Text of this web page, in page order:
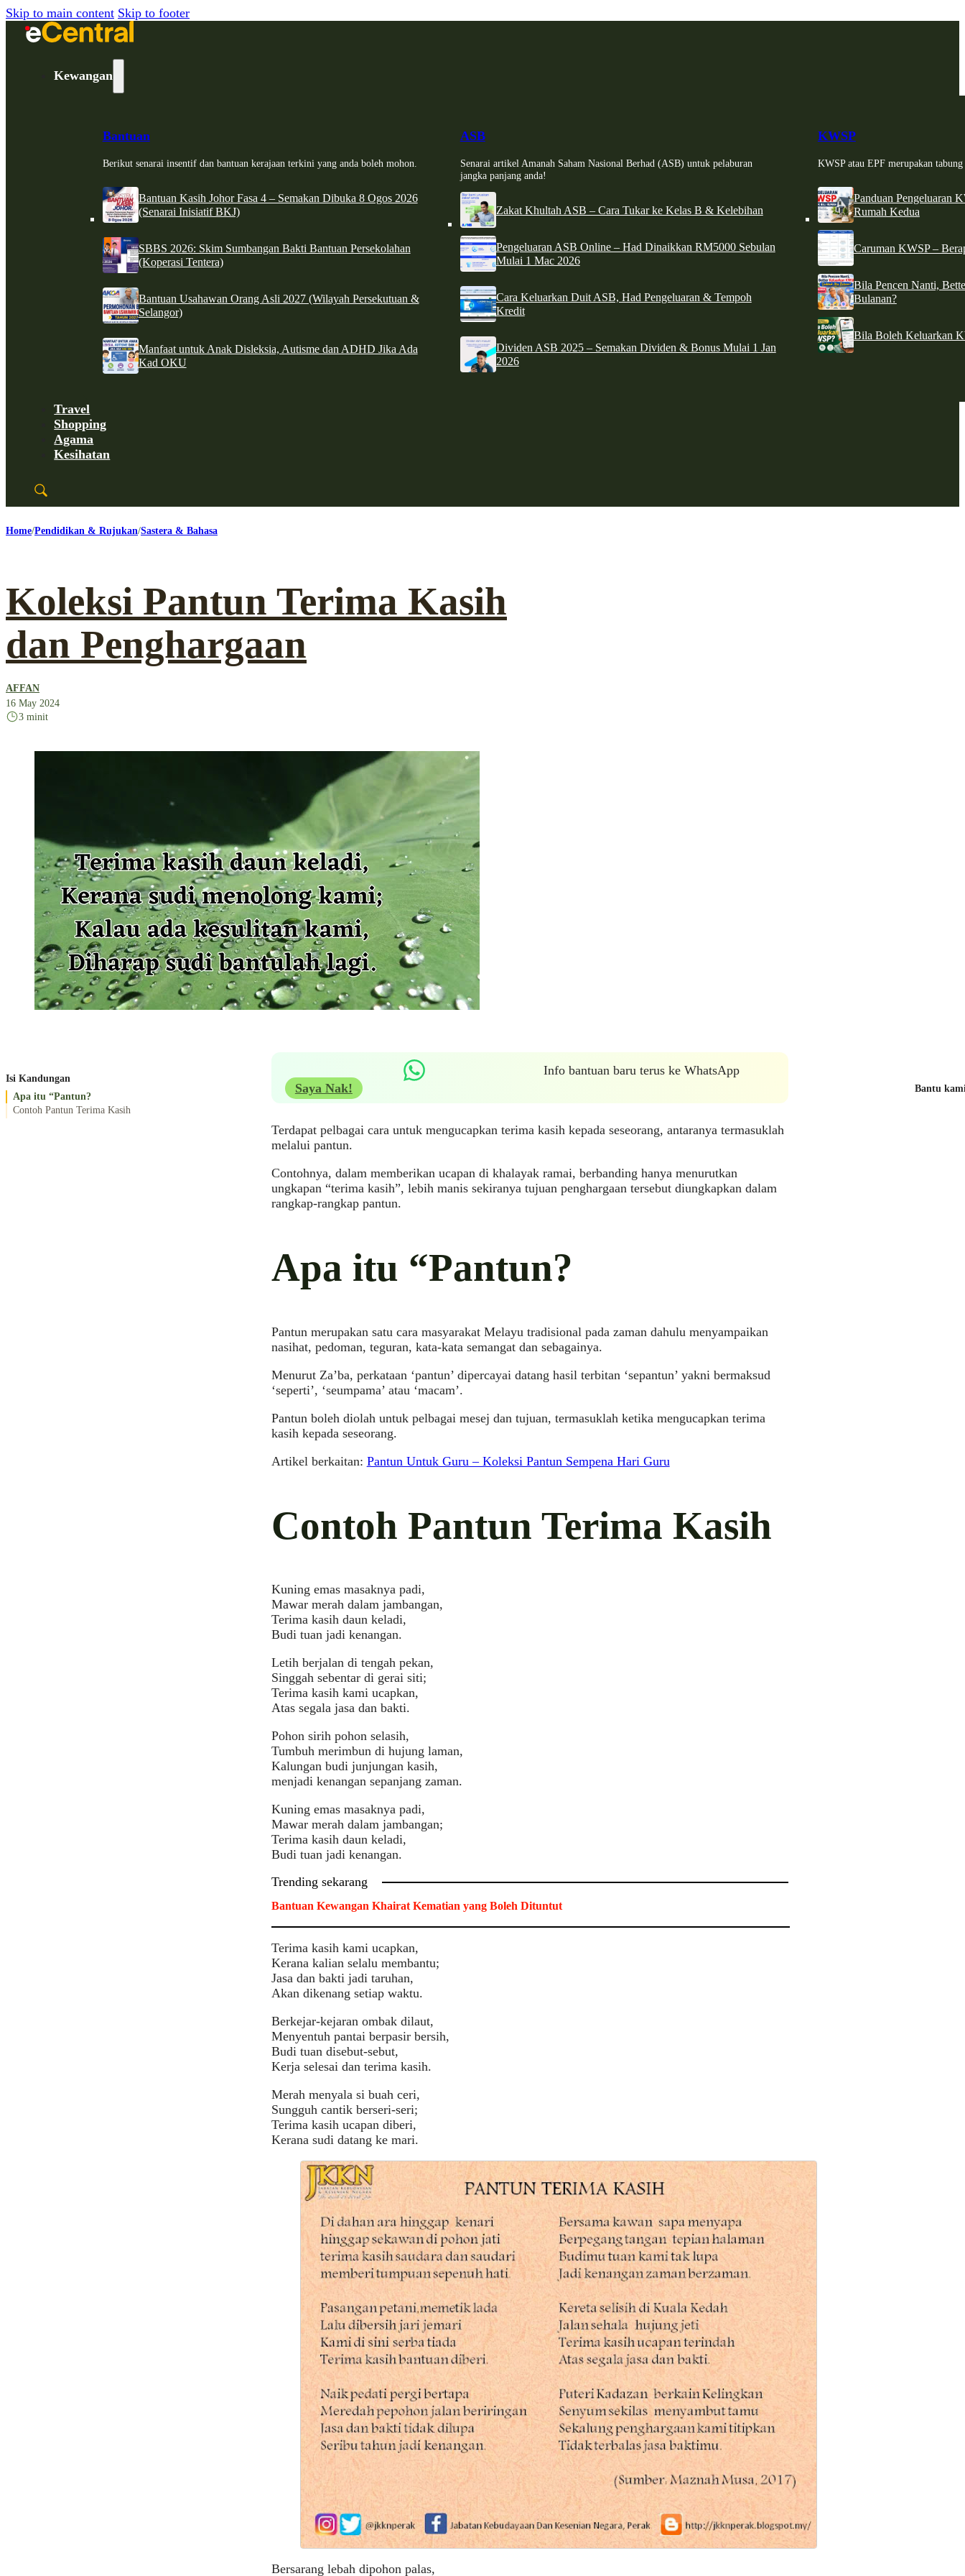
Skip to main content Skip to footer
Kewangan
Bantuan
Berikut senarai insentif dan bantuan kerajaan terkini yang anda boleh mohon.
Bantuan Kasih Johor Fasa 4 – Semakan Dibuka 8 Ogos 2026
(Senarai Inisiatif BKJ)
SBBS 2026: Skim Sumbangan Bakti Bantuan Persekolahan
(Koperasi Tentera)
Bantuan Usahawan Orang Asli 2027 (Wilayah Persekutuan &
Selangor)
Manfaat untuk Anak Disleksia, Autisme dan ADHD Jika Ada
Kad OKU
ASB
Senarai artikel Amanah Saham Nasional Berhad (ASB) untuk pelaburan
jangka panjang anda!
Zakat Khultah ASB – Cara Tukar ke Kelas B & Kelebihan
Pengeluaran ASB Online – Had Dinaikkan RM5000 Sebulan
Mulai 1 Mac 2026
Cara Keluarkan Duit ASB, Had Pengeluaran & Tempoh
Kredit
Dividen ASB 2025 – Semakan Dividen & Bonus Mulai 1 Jan
2026
KWSP
KWSP atau EPF merupakan
Panduan Pengeluaran
Rumah Kedua
Caruman KWSP –
Bila Pencen Nanti,
Bulanan?
Bila Boleh Keluarkan
Travel
Shopping
Agama
Kesihatan
Home Pendidikan & Rujukan Sastera & Bahasa
Koleksi Pantun Terima Kasih
dan Penghargaan
AFFAN
16 May 2024
3 minit
Isi Kandungan
Apa itu “Pantun?
Contoh Pantun Terima Kasih
Info bantuan baru terus ke WhatsApp
Saya Nak!
Terdapat pelbagai cara untuk mengucapkan terima kasih kepada seseorang, antaranya termasuklah
melalui pantun.
Contohnya, dalam memberikan ucapan di khalayak ramai, berbanding hanya menurutkan
ungkapan “terima kasih”, lebih manis sekiranya tujuan penghargaan tersebut diungkapkan dalam
rangkap-rangkap pantun.
Apa itu “Pantun?
Pantun merupakan satu cara masyarakat Melayu tradisional pada zaman dahulu menyampaikan
nasihat, pedoman, teguran, kata-kata semangat dan sebagainya.
Menurut Za’ba, perkataan ‘pantun’ dipercayai datang hasil terbitan ‘sepantun’ yakni bermaksud
‘seperti’, ‘seumpama’ atau ‘macam’.
Pantun boleh diolah untuk pelbagai mesej dan tujuan, termasuklah ketika mengucapkan terima
kasih kepada seseorang.
Artikel berkaitan: Pantun Untuk Guru – Koleksi Pantun Sempena Hari Guru
Contoh Pantun Terima Kasih
Kuning emas masaknya padi,
Mawar merah dalam jambangan,
Terima kasih daun keladi,
Budi tuan jadi kenangan.
Letih berjalan di tengah pekan,
Singgah sebentar di gerai siti;
Terima kasih kami ucapkan,
Atas segala jasa dan bakti.
Pohon sirih pohon selasih,
Tumbuh merimbun di hujung laman,
Kalungan budi junjungan kasih,
menjadi kenangan sepanjang zaman.
Kuning emas masaknya padi,
Mawar merah dalam jambangan;
Terima kasih daun keladi,
Budi tuan jadi kenangan.
Trending sekarang
Bantuan Kewangan Khairat Kematian yang Boleh Dituntut
Terima kasih kami ucapkan,
Kerana kalian selalu membantu;
Jasa dan bakti jadi taruhan,
Akan dikenang setiap waktu.
Berkejar-kejaran ombak dilaut,
Menyentuh pantai berpasir bersih,
Budi tuan disebut-sebut,
Kerja selesai dan terima kasih.
Merah menyala si buah ceri,
Sungguh cantik berseri-seri;
Terima kasih ucapan diberi,
Kerana sudi datang ke mari.
Bersarang lebah dipohon palas,
Bantu